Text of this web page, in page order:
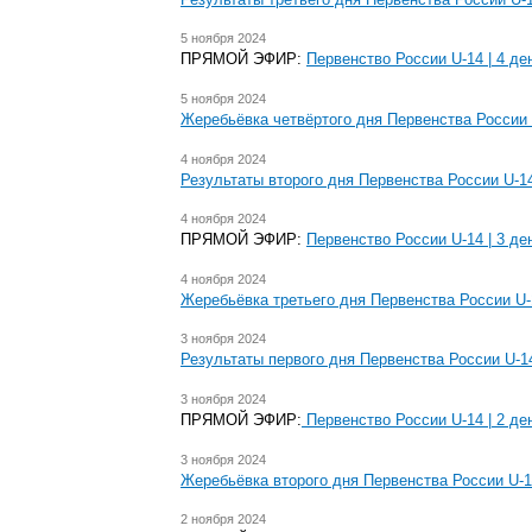
5 ноября 2024
ПРЯМОЙ ЭФИР: Первенство России U-14 | 4
5 ноября 2024
Жеребьёвка четвёртого дня Первенства России
4 ноября 2024
Результаты второго дня Первенства России U-
4 ноября 2024
ПРЯМОЙ ЭФИР: Первенство России U-14 | 3
4 ноября 2024
Жеребьёвка третьего дня Первенства России
3 ноября 2024
Результаты первого дня Первенства России U-
3 ноября 2024
ПРЯМОЙ ЭФИР: Первенство России U-14 | 2
3 ноября 2024
Жеребьёвка второго дня Первенства России U-
2 ноября 2024